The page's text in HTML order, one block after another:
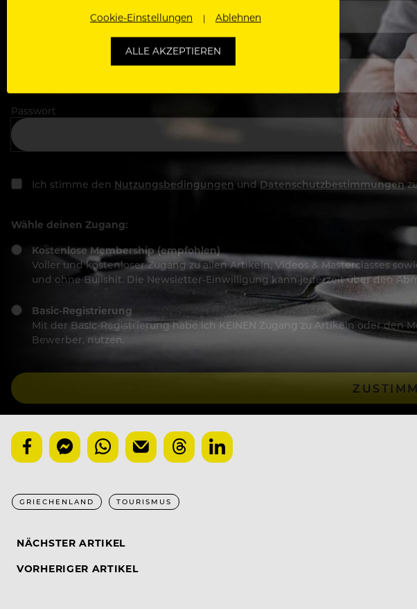
Passwort
Ich stimme den Nutzungsbedingungen und Datenschutzbestimmungen
Wähle deinen Zugang:
Kostenlose Membership (empfohlen)
Voller und kostenloser Zugang zu allen Artikeln, Videos & Masterclasses
und ohne Bullshit. Die Newsletter-Einwilligung kann jederzeit über den
Basic-Registrierung
Mit der Basic-Registrierung habe ich KEINEN Zugang zu Artikeln oder den
Bewerber, nutzen.
GRIECHENLAND TOURISMUS
NÄCHSTER ARTIKEL
VORHERIGER ARTIKEL
Cookie-Einstellungen Ablehnen
ALLE AKZEPTIEREN